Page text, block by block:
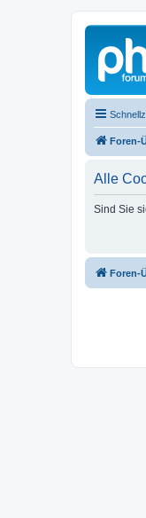
Foren-
Alle
Sind Sie
Foren-